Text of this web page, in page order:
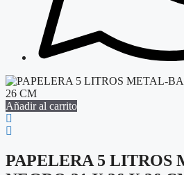
Añadir al carrito
PAPELERA 5 LITROS